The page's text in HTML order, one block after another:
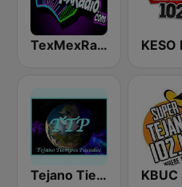
TexMexRadio.com
Tejano Tiempos Pasados